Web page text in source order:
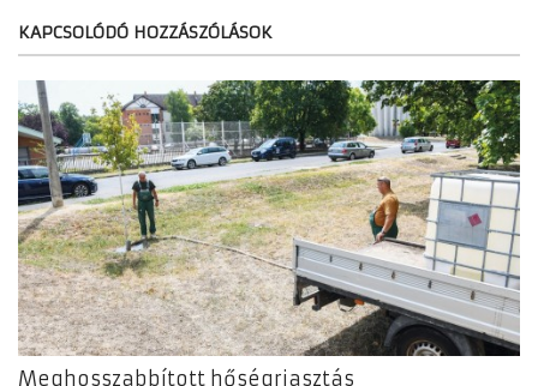
KAPCSOLÓDÓ HOZZÁSZÓLÁSOK
Meghosszabbított hőségriasztás